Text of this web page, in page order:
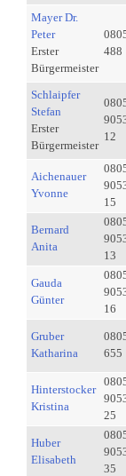
Mayer Dr.
Peter
Erster
Bürgermeister
488
Schlaipfer
Stefan
Erster
Bürgermeister
12
Aichenauer
Yvonne
15
Bernard
Anita
13
Gauda
Günter
16
Gruber
Katharina
655
Hinterstocker
Kristina
25
Huber
Elisabeth
35